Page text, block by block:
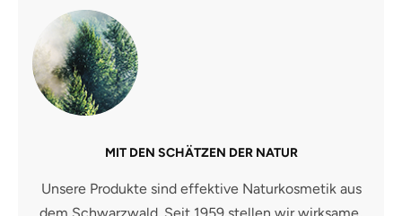
MIT DEN SCHÄTZEN DER NATUR
Unsere Produkte sind effektive Naturkosmetik aus